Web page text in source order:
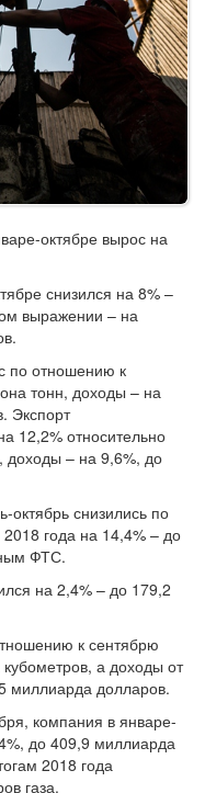
октябре вырос на
снизился на 8% –
выражении – на
по отношению к
тонн, доходы – на
Экспорт
12,2% относительно
доходы – на 9,6%, до
октябрь снизились по
года на 14,4% – до
ФТС.
на 2,4% – до 179,2
к сентябрю
а доходы от
миллиарда долларов.
компания в январе-
до 409,9 миллиарда
2018 года
газа.